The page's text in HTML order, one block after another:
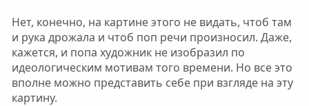
Нет, конечно, на картине этого не видать, чтоб там
и рука дрожала и чтоб поп речи произносил. Даже,
кажется, и попа художник не изобразил по
идеологическим мотивам того времени. Но все это
вполне можно представить себе при взгляде на эту
картину.